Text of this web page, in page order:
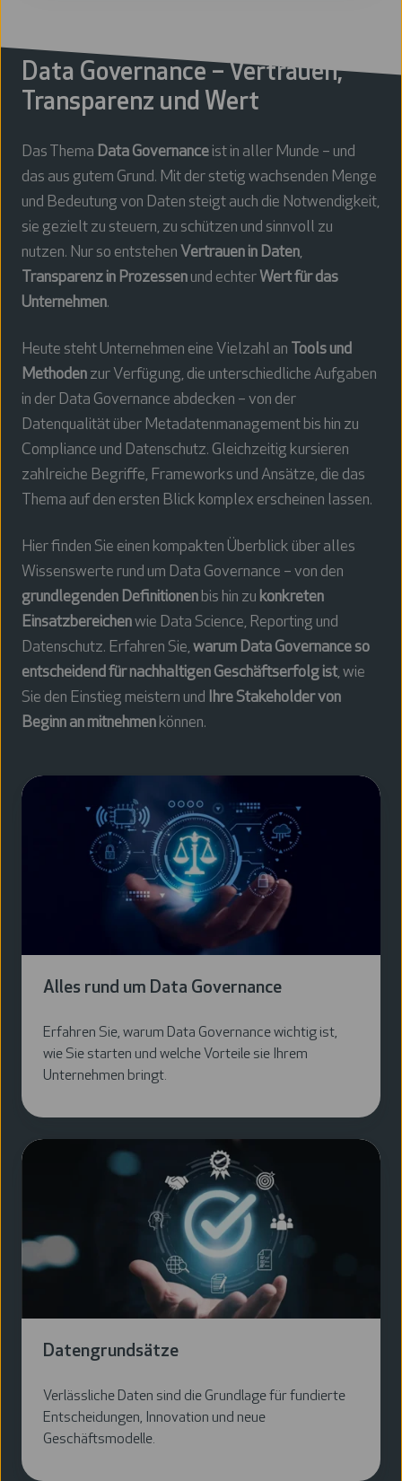
Data Governance – Vertrauen,
Transparenz und Wert
Das Thema Data Governance ist in aller Munde – und
das aus gutem Grund. Mit der stetig wachsenden Menge
und Bedeutung von Daten steigt auch die Notwendigkeit,
sie gezielt zu steuern, zu schützen und sinnvoll zu
nutzen. Nur so entstehen Vertrauen in Daten,
Transparenz in Prozessen und echter Wert für das
Unternehmen.
Heute steht Unternehmen eine Vielzahl an
Tools und
Methoden zur Verfügung, die unterschiedliche Aufgaben
in der Data Governance abdecken – von der
Datenqualität über Metadatenmanagement bis hin zu
Compliance und Datenschutz. Gleichzeitig kursieren
zahlreiche Begriffe, Frameworks und Ansätze, die das
Thema auf den ersten Blick komplex erscheinen lassen.
Hier finden Sie einen kompakten Überblick über alles
Wissenswerte rund um Data Governance – von den
grundlegenden Definitionen bis hin zu konkreten
Einsatzbereichenwie Data Science, Reporting und
Datenschutz. Erfahren Sie,warum Data Governance so
entscheidend für nachhaltigen Geschäftserfolg ist, wie
Sie den Einstieg meistern und
Ihre Stakeholder von
Beginn an mitnehmen können.
Alles
Alles rund um Data Governance
Erfahren Sie, warum Data Governance wichtig ist,
wie Sie starten und welche Vorteile sie Ihrem
Unternehmen bringt.
Datengrundsätze
Datengrundsätze
Verlässliche Daten sind die Grundlage für fundierte
Entscheidungen, Innovation und neue
Geschäftsmodelle.